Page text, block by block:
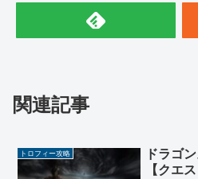
関連記事
トロフィー攻略
ドラゴ
【クエ